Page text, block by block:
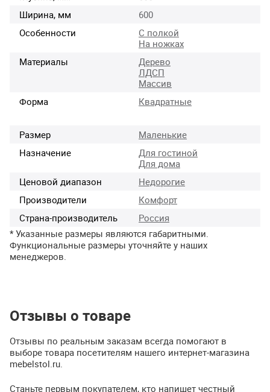
Ширина, мм
600
Особенности
С полкой
На ножках
Материалы
Дерево
ЛДСП
Массив
Форма
Квадратные
Размер
Маленькие
Назначение
Для гостиной
Для дома
Ценовой диапазон
Недорогие
Производители
Комфорт
Страна-производитель
Россия
* Указанные размеры являются габаритными.
Функциональные размеры уточняйте у наших
менеджеров.
Отзывы о товаре
Отзывы по реальным заказам всегда помогают в
выборе товара посетителям нашего интернет-магазина
mebelstol.ru.
Станьте первым покупателем, кто напишет честный